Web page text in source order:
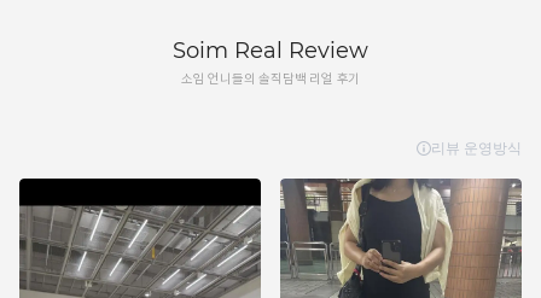
Soim Real Review
소임 언니들의 솔직담백 리얼 후기